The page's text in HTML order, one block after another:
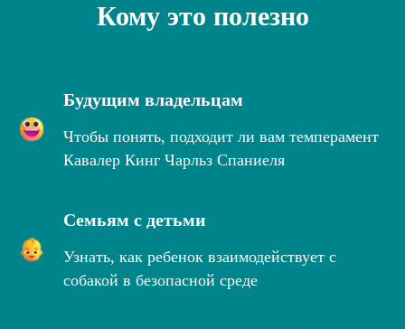
Кому это полезно
Будущим владельцам
Чтобы понять, подходит ли вам темперамент
Кавалер Кинг Чарльз Спаниеля
Семьям с детьми
Узнать, как ребенок взаимодействует с
собакой в безопасной среде